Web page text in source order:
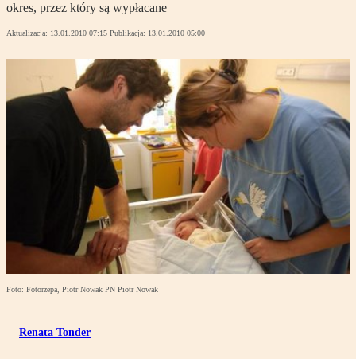
okres, przez który są wypłacane
Aktualizacja: 13.01.2010 07:15 Publikacja: 13.01.2010 05:00
Foto: Fotorzepa, Piotr Nowak PN Piotr Nowak
Renata Tonder